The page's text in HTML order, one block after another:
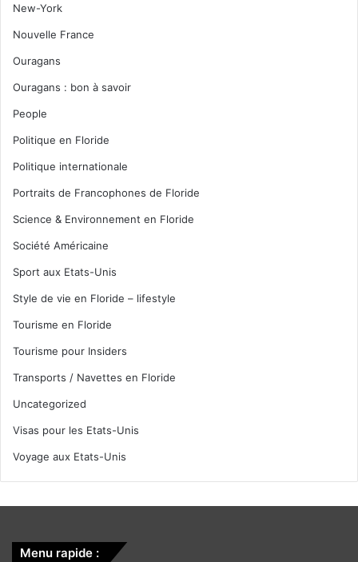
New-York
Nouvelle France
Ouragans
Ouragans : bon à savoir
People
Politique en Floride
Politique internationale
Portraits de Francophones de Floride
Science & Environnement en Floride
Société Américaine
Sport aux Etats-Unis
Style de vie en Floride – lifestyle
Tourisme en Floride
Tourisme pour Insiders
Transports / Navettes en Floride
Uncategorized
Visas pour les Etats-Unis
Voyage aux Etats-Unis
Menu rapide :